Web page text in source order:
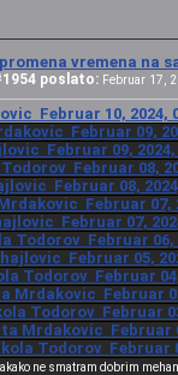
promena vremena na
poslato: Februar 17,
Februar 10, 2024,
Februar 09,
Februar 09, 2024,
Februar 08,
Februar 08,
Februar 07,
Februar 07,
Todorov Februar 06,
Februar 05,
Todorov Februar
Mrdakovic Februar
Todorov Februar
Mrdakovic Februar
Todorov Februar
ne smatram dobrim